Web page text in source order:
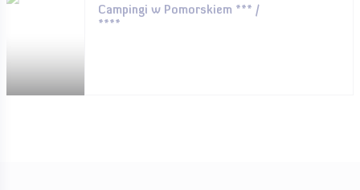
Campingi w Pomorskiem *** /
****